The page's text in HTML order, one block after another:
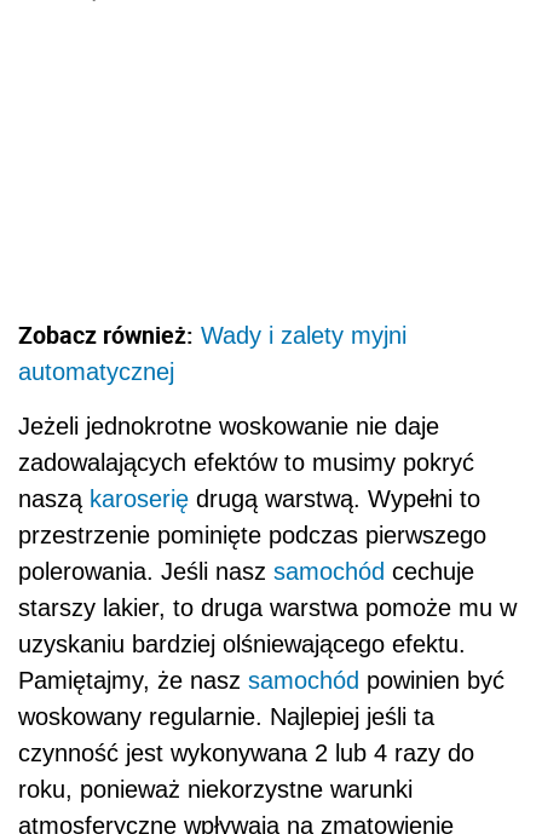
Zobacz również: Wady i zalety myjni
automatycznej
Jeżeli jednokrotne woskowanie nie daje
zadowalających efektów to musimy pokryć
naszą karoserię drugą warstwą. Wypełni to
przestrzenie pominięte podczas pierwszego
polerowania. Jeśli nasz samochód cechuje
starszy lakier, to druga warstwa pomoże mu w
uzyskaniu bardziej olśniewającego efektu.
Pamiętajmy, że nasz samochód powinien być
woskowany regularnie. Najlepiej jeśli ta
czynność jest wykonywana 2 lub 4 razy do
roku, ponieważ niekorzystne warunki
atmosferyczne wpływają na zmatowienie